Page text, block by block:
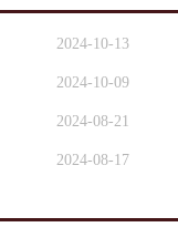
2024-10-13
2024-10-09
2024-08-21
2024-08-17